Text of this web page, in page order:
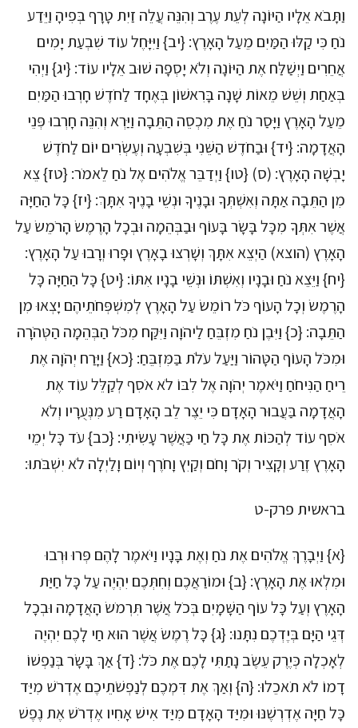
וַתָּבֹא אֵלָיו הַיּוֹנָה לְעֵת עֶרֶב וְהִנֵּה עֲלֵה זַיִת טָרָף בְּפִיהָ וַיֵּדַע
נֹחַ כִּי קַלּוּ הַמַּיִם מֵעַל הָאָרֶץ: {יב} וַיִּיָּחֶל עוֹד שִׁבְעַת יָמִים
אֲחֵרִים וַיְשַׁלַּח אֶת הַיּוֹנָה וְלֹא יָסְפָה שׁוּב אֵלָיו עוֹד: {יג} וַיְהִי
בְּאַחַת וְשֵׁשׁ מֵאוֹת שָׁנָה בָּרִאשׁוֹן בְּאֶחָד לַחֹדֶשׁ חָרְבוּ הַמַּיִם
מֵעַל הָאָרֶץ וַיָּסַר נֹחַ אֶת מִכְסֵה הַתֵּבָה וַיַּרְא וְהִנֵּה חָרְבוּ פְּנֵי
הָאֲדָמָה: {יד} וּבַחֹדֶשׁ הַשֵּׁנִי בְּשִׁבְעָה וְעֶשְׂרִים יוֹם לַחֹדֶשׁ
יָבְשָׁה הָאָרֶץ: (ס) {טו} וַיְדַבֵּר אֱלֹהִים אֶל נֹחַ לֵאמֹר: {טז} צֵא
מִן הַתֵּבָה אַתָּה וְאִשְׁתְּךָ וּבָנֶיךָ וּנְשֵׁי בָנֶיךָ אִתָּךְ: {יז} כָּל הַחַיָּה
אֲשֶׁר אִתְּךָ מִכָּל בָּשָׂר בָּעוֹף וּבַבְּהֵמָה וּבְכָל הָרֶמֶשׂ הָרֹמֵשׂ עַל
הָאָרֶץ (הוצא) הַיְצֵא אִתָּךְ וְשָׁרְצוּ בָאָרֶץ וּפָרוּ וְרָבוּ עַל הָאָרֶץ:
{יח} וַיֵּצֵא נֹחַ וּבָנָיו וְאִשְׁתּוֹ וּנְשֵׁי בָנָיו אִתּוֹ: {יט} כָּל הַחַיָּה כָּל
הָרֶמֶשׂ וְכָל הָעוֹף כֹּל רוֹמֵשׂ עַל הָאָרֶץ לְמִשְׁפְּחֹתֵיהֶם יָצְאוּ מִן
הַתֵּבָה: {כ} וַיִּבֶן נֹחַ מִזְבֵּחַ לַיהֹוָה וַיִּקַּח מִכֹּל הַבְּהֵמָה הַטְּהֹרָה
וּמִכֹּל הָעוֹף הַטָּהוֹר וַיַּעַל עֹלֹת בַּמִּזְבֵּחַ: {כא} וַיָּרַח יְהֹוָה אֶת
רֵיחַ הַנִּיחֹחַ וַיֹּאמֶר יְהֹוָה אֶל לִבּוֹ לֹא אֹסִף לְקַלֵּל עוֹד אֶת
הָאֲדָמָה בַּעֲבוּר הָאָדָם כִּי יֵצֶר לֵב הָאָדָם רַע מִנְּעֻרָיו וְלֹא
אֹסִף עוֹד לְהַכּוֹת אֶת כָּל חַי כַּאֲשֶׁר עָשִׂיתִי: {כב} עֹד כָּל יְמֵי
הָאָרֶץ זֶרַע וְקָצִיר וְקֹר וָחֹם וְקַיִץ וָחֹרֶף וְיוֹם וָלַיְלָה לֹא יִשְׁבֹּתוּ:
בראשית פרק-ט
{א} וַיְבָרֶךְ אֱלֹהִים אֶת נֹחַ וְאֶת בָּנָיו וַיֹּאמֶר לָהֶם פְּרוּ וּרְבוּ
וּמִלְאוּ אֶת הָאָרֶץ: {ב} וּמוֹרַאֲכֶם וְחִתְּכֶם יִהְיֶה עַל כָּל חַיַּת
הָאָרֶץ וְעַל כָּל עוֹף הַשָּׁמָיִם בְּכֹל אֲשֶׁר תִּרְמֹשׂ הָאֲדָמָה וּבְכָל
דְּגֵי הַיָּם בְּיֶדְכֶם נִתָּנוּ: {ג} כָּל רֶמֶשׂ אֲשֶׁר הוּא חַי לָכֶם יִהְיֶה
לְאָכְלָה כְּיֶרֶק עֵשֶׂב נָתַתִּי לָכֶם אֶת כֹּל: {ד} אַךְ בָּשָׂר בְּנַפְשׁוֹ
דָמוֹ לֹא תֹאכֵלוּ: {ה} וְאַךְ אֶת דִּמְכֶם לְנַפְשֹׁתֵיכֶם אֶדְרֹשׁ מִיַּד
כָּל חַיָּה אֶדְרְשֶׁנּוּ וּמִיַּד הָאָדָם מִיַּד אִישׁ אָחִיו אֶדְרֹשׁ אֶת נֶפֶשׁ